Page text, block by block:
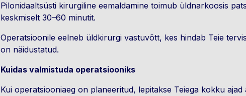
Pilonidaaltsüsti kirurgiline eemaldamine toimub üldnarkoosis
keskmiselt 30–60 minutit.
Operatsioonile eelneb üldkirurgi vastuvõtt, kes hindab Teie
on näidustatud.
Kuidas valmistuda operatsiooniks
Kui operatsiooniaeg on planeeritud, lepitakse Teiega kokku